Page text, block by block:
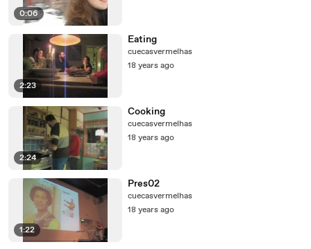
0:06
2:23
Eating
cuecasvermelhas
18 years ago
2:24
Cooking
cuecasvermelhas
18 years ago
1:22
Pres02
cuecasvermelhas
18 years ago